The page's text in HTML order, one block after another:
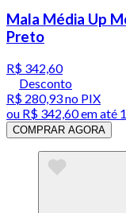
Mala Média Up
Preto
R$ 342,60
Desconto
R$ 280,93no PIX
ou R$ 342,60em até
COMPRAR AGORA